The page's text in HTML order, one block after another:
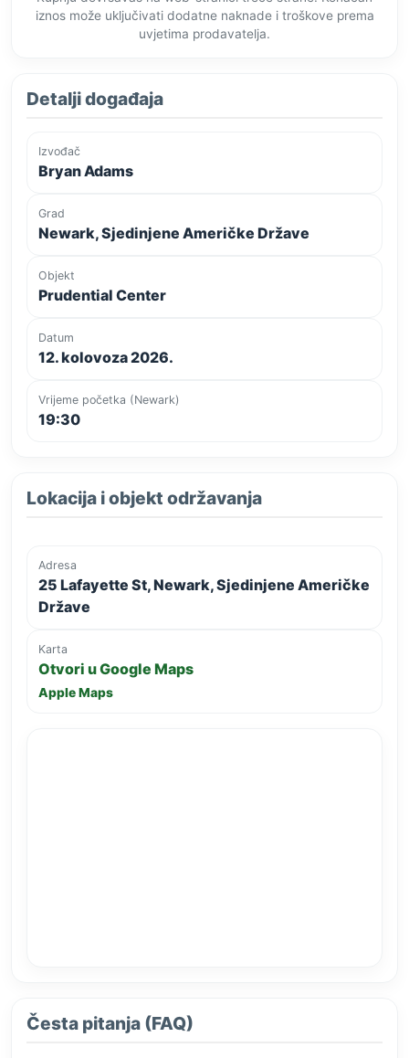
iznos može uključivati dodatne naknade i troškove prema
uvjetima prodavatelja.
Detalji događaja
Izvođač
Bryan Adams
Grad
Newark, Sjedinjene Američke Države
Objekt
Prudential Center
Datum
12. kolovoza 2026.
Vrijeme početka (Newark)
19:30
Lokacija i objekt održavanja
Adresa
25 Lafayette St, Newark, Sjedinjene Američke
Države
Karta
Otvori u Google Maps
Apple Maps
Česta pitanja (FAQ)